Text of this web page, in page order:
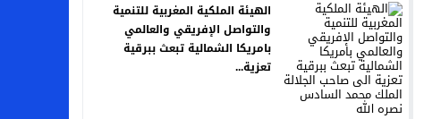
الهيئة الملكية المغربية للتنمية
والتواصل الإفريقي والعالمي
بامريكا الشمالية تبعث ببرقية
تعزية...